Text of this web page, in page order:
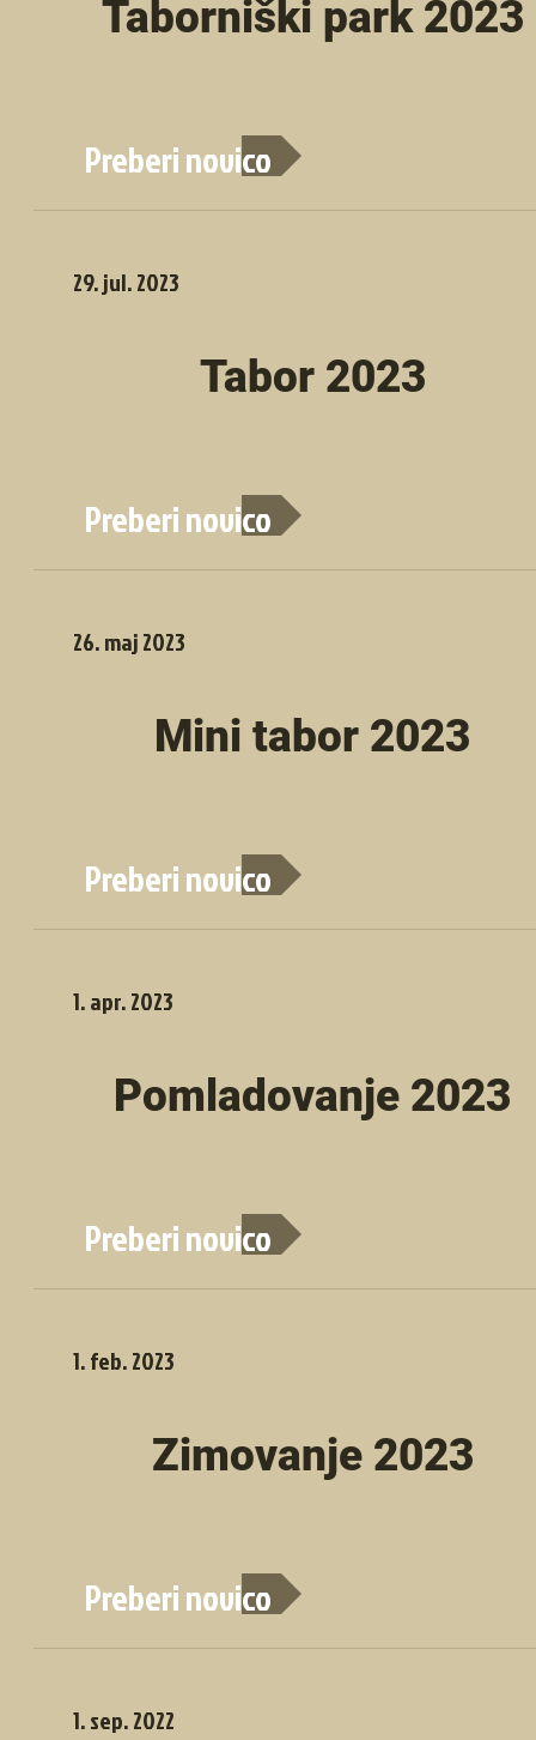
Taborniški park 2023
Preberi novico
29. jul. 2023
Tabor 2023
Preberi novico
26. maj 2023
Mini tabor 2023
Preberi novico
1. apr. 2023
Pomladovanje 2023
Preberi novico
1. feb. 2023
Zimovanje 2023
Preberi novico
1. sep. 2022